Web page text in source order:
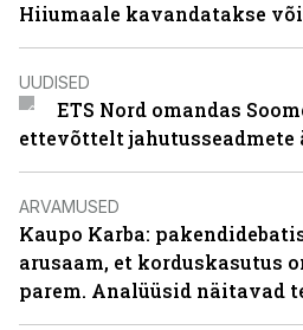
Hiiumaale kavandatakse
UUDISED
ETS Nord omandas
ettevõttelt jahutusseadmete
ARVAMUSED
Kaupo Karba:
arusaam, et korduskasutus
parem. Analüüsid näitavad